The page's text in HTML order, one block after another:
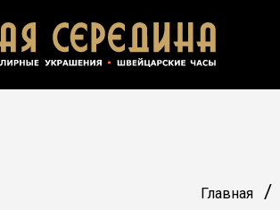
Главная /